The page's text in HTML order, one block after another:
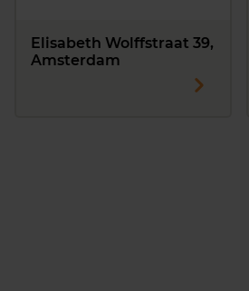
Elisabeth Wolffstraat 39,
Amsterdam